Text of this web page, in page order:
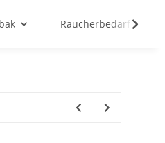
Raucherbedarf